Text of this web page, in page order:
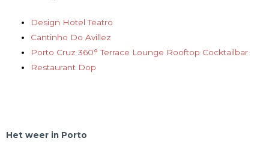
Design Hotel Teatro
Cantinho Do Avillez
Porto Cruz 360° Terrace Lounge Rooftop Cocktailbar
Restaurant Dop
Het weer in Porto